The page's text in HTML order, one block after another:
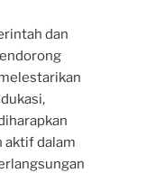
dan
aktif dalam